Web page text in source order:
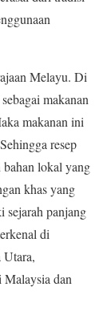
Melayu. Di
makanan
makanan ini
resep
bahan lokal yang
khas yang
sejarah panjang
di
Utara,
Malaysia dan